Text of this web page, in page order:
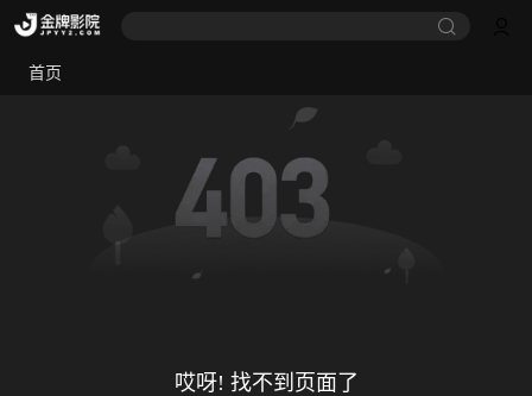
首页
哎呀! 找不到页面了